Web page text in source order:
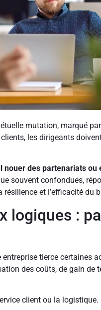
mutation, marqué
les dirigeants
nouer des partenariats
souvent confondues,
et l’efficacité du
logiques :
tierce certaines
des coûts, de gain de
client ou la logistique.